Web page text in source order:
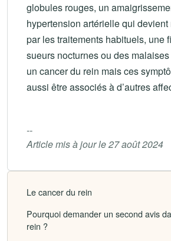
globules rouges, un
hypertension artérielle qui
par les traitements habituels, une
sueurs nocturnes ou des
un cancer du rein mais ces
aussi être associés à d’autres
--
Article mis à jour le 27 août 2024
Le cancer du rein
Pourquoi demander un second avis
rein ?